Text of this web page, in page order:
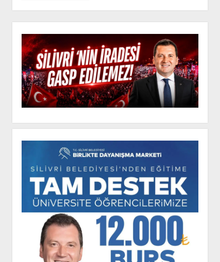
KONUŞULACAK
Menü